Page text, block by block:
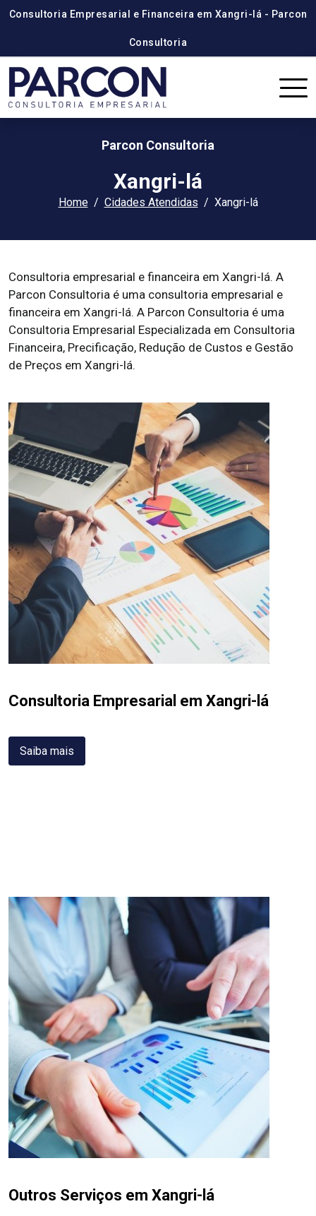
Consultoria Empresarial e Financeira em Xangri-lá - Parcon
Consultoria
Parcon Consultoria
Xangri-lá
Home Cidades Atendidas Xangri-lá
Consultoria empresarial e financeira em Xangri-lá. A
Parcon Consultoria é uma consultoria empresarial e
financeira em Xangri-lá. A Parcon Consultoria é uma
Consultoria Empresarial Especializada em Consultoria
Financeira, Precificação, Redução de Custos e Gestão
de Preços em Xangri-lá.
Consultoria Empresarial em Xangri-lá
Saiba mais
Outros Serviços em Xangri-lá